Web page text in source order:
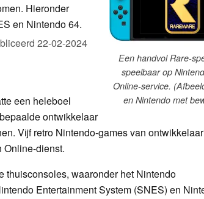
Een handvol Rare-
speelbaar op
Online-service.
en Nintendo met
Hieronder
en Nintendo 64.
22-02-2024
een heleboel
ontwikkelaar
Vijf retro Nintendo-games van ontwikkelaar
Online-dienst.
thuisconsoles, waaronder het Nintendo
Entertainment System (SNES) en